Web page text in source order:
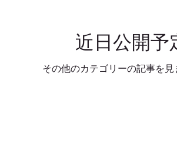
近日公開予
その他のカテゴリーの記事を見